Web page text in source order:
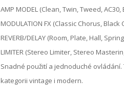
AMP MODEL (Clean, Twin, Tweed,
MODULATION FX (Classic Chorus,
REVERB/DELAY (Room, Plate, Hall,
LIMITER (Stereo Limiter, Stereo
Snadné použití a jednoduché
kategorii vintage i modern.